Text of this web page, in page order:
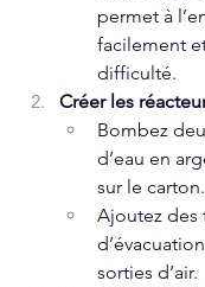
permet à
facilement
difficulté.
Créer les
Bombez
d’eau en
sur le carton.
Ajoutez des
sorties d’air.